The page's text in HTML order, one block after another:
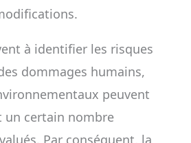
à identifier les risques
dommages humains,
peuvent
un certain nombre
Par conséquent, la